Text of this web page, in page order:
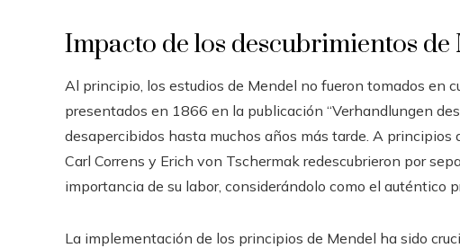
Impacto de los descubrimientos de
Al principio, los estudios de Mendel no fueron tomados en
presentados en 1866 en la publicación “Verhandlungen
desapercibidos hasta muchos años más tarde. A principios
Carl Correns y Erich von Tschermak redescubrieron por
importancia de su labor, considerándolo como el auténtico
La implementación de los principios de Mendel ha sido